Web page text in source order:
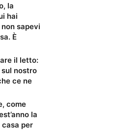
la
hai
sapevi
È
il letto:
nostro
ce ne
come
la
casa per